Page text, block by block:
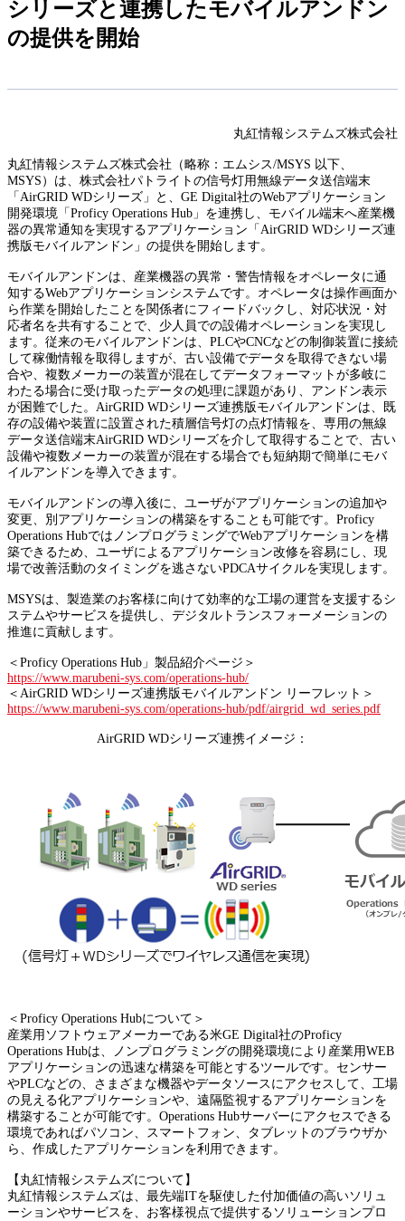
シリーズと連携したモバイルアンドン
の提供を開始
丸紅情報システムズ株式会社
丸紅情報システムズ株式会社（略称：エムシス/MSYS 以下、
MSYS）は、株式会社パトライトの信号灯用無線データ送信端末
「AirGRID WDシリーズ」と、GE Digital社のWebアプリケーション
開発環境「Proficy Operations Hub」を連携し、モバイル端末へ産業機
器の異常通知を実現するアプリケーション「AirGRID WDシリーズ連
携版モバイルアンドン」の提供を開始します。
モバイルアンドンは、産業機器の異常・警告情報をオペレータに通
知するWebアプリケーションシステムです。オペレータは操作画面か
ら作業を開始したことを関係者にフィードバックし、対応状況・対
応者名を共有することで、少人員での設備オペレーションを実現し
ます。従来のモバイルアンドンは、PLCやCNCなどの制御装置に接続
して稼働情報を取得しますが、古い設備でデータを取得できない場
合や、複数メーカーの装置が混在してデータフォーマットが多岐に
わたる場合に受け取ったデータの処理に課題があり、アンドン表示
が困難でした。AirGRID WDシリーズ連携版モバイルアンドンは、既
存の設備や装置に設置された積層信号灯の点灯情報を、専用の無線
データ送信端末AirGRID WDシリーズを介して取得することで、古い
設備や複数メーカーの装置が混在する場合でも短納期で簡単にモバ
イルアンドンを導入できます。
モバイルアンドンの導入後に、ユーザがアプリケーションの追加や
変更、別アプリケーションの構築をすることも可能です。Proficy
Operations HubではノンプログラミングでWebアプリケーションを構
築できるため、ユーザによるアプリケーション改修を容易にし、現
場で改善活動のタイミングを逃さないPDCAサイクルを実現します。
MSYSは、製造業のお客様に向けて効率的な工場の運営を支援するシ
ステムやサービスを提供し、デジタルトランスフォーメーションの
推進に貢献します。
＜Proficy Operations Hub」製品紹介ページ＞
https://www.marubeni-sys.com/operations-hub/
＜AirGRID WDシリーズ連携版モバイルアンドン リーフレット＞
https://www.marubeni-sys.com/operations-hub/pdf/airgrid_wd_series.pdf
AirGRID WDシリーズ連携イメージ：
＜Proficy Operations Hubについて＞
産業用ソフトウェアメーカーである米GE Digital社のProficy
Operations Hubは、ノンプログラミングの開発環境により産業用WEB
アプリケーションの迅速な構築を可能とするツールです。センサー
やPLCなどの、さまざまな機器やデータソースにアクセスして、工場
の見える化アプリケーションや、遠隔監視するアプリケーションを
構築することが可能です。Operations Hubサーバーにアクセスできる
環境であればパソコン、スマートフォン、タブレットのブラウザか
ら、作成したアプリケーションを利用できます。
【丸紅情報システムズについて】
丸紅情報システムズは、最先端ITを駆使した付加価値の高いソリュ
ーションやサービスを、お客様視点で提供するソリューションプロ